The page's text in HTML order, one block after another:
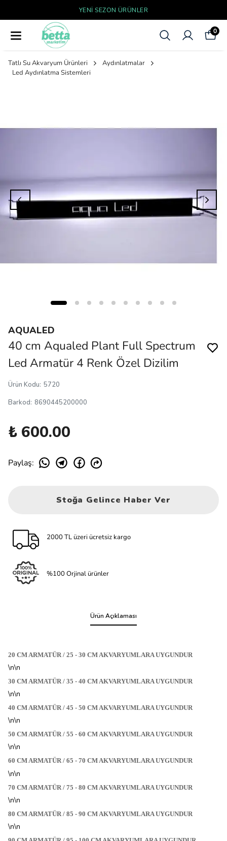
YENI SEZON ÜRÜNLER
0
Tatlı Su Akvaryum Ürünleri
Aydınlatmalar
Led Aydınlatma Sistemleri
AQUALED
40 cm Aqualed Plant Full Spectrum
Led Armatür 4 Renk Özel Dizilim
Ürün Kodu: 5720
Barkod: 8690445200000
₺ 600.00
Paylaş:
Stoğa Gelince Haber Ver
2000 TL üzeri ücretsiz kargo
%100 Orjinal ürünler
Ürün Açıklaması
20 CM ARMATÜR / 25 - 30 CM AKVARYUMLARA UYGUNDUR
\n\n
30 CM ARMATÜR / 35 - 40 CM AKVARYUMLARA UYGUNDUR
\n\n
40 CM ARMATÜR / 45 - 50 CM AKVARYUMLARA UYGUNDUR
\n\n
50 CM ARMATÜR / 55 - 60 CM AKVARYUMLARA UYGUNDUR
\n\n
60 CM ARMATÜR / 65 - 70 CM AKVARYUMLARA UYGUNDUR
\n\n
70 CM ARMATÜR / 75 - 80 CM AKVARYUMLARA UYGUNDUR
\n\n
80 CM ARMATÜR / 85 - 90 CM AKVARYUMLARA UYGUNDUR
\n\n